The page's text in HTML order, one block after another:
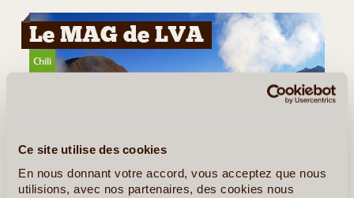
Ce site utilise des cookies
En nous donnant votre accord, vous acceptez que nous
utilisions, avec nos partenaires, des cookies nous
Le MAG de LVA
Chili
©
La Route des Geysers, El Tatio et au-delà